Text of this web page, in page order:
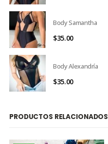
Body Samantha
$35.00
Body Alexandría
$35.00
PRODUCTOS RELACIONADOS